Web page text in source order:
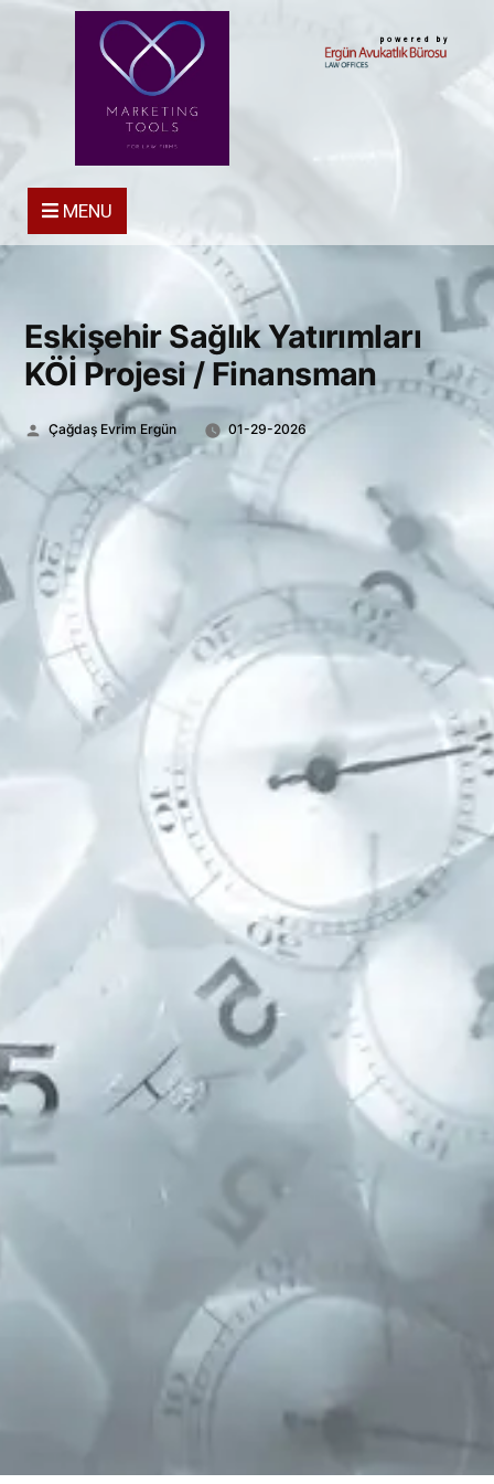
powered by
MENU
Eskişehir Sağlık Yatırımları
KÖİ Projesi / Finansman
Posted
Çağdaş Evrim Ergün 01-29-2026